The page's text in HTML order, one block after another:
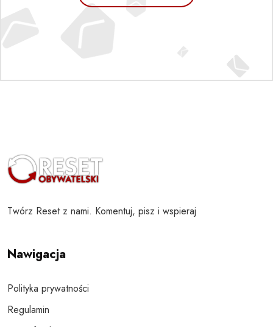
Twórz Reset z nami. Komentuj, pisz i wspieraj
Nawigacja
Polityka prywatności
Regulamin